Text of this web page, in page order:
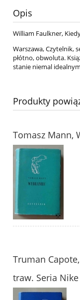
Opis
William Faulkner,
Warszawa, Czytelnik,
płótno, obwoluta.
stanie niemal
Produkty
Tomasz Mann,
Truman
traw. Seria Nike